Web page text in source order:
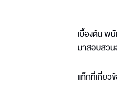
เบื้องต้น พ
มาสอบสวน
แท็กที่เกี่ยว